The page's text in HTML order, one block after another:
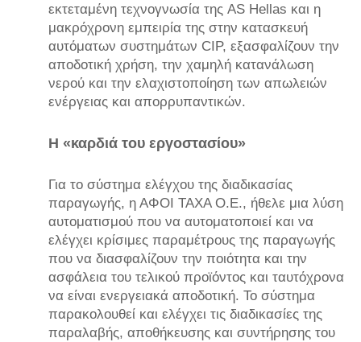
εκτεταμένη τεχνογνωσία της AS Hellas και η
μακρόχρονη εμπειρία της στην κατασκευή
αυτόματων συστημάτων CIP, εξασφαλίζουν την
αποδοτική χρήση, την χαμηλή κατανάλωση
νερού και την ελαχιστοποίηση των απωλειών
ενέργειας και απορρυπαντικών.
Η «καρδιά του εργοστασίου»
Για το σύστημα ελέγχου της διαδικασίας
παραγωγής, η ΑΦΟΙ ΤΑΧΑ Ο.Ε., ήθελε μια λύση
αυτοματισμού που να αυτοματοποιεί και να
ελέγχει κρίσιμες παραμέτρους της παραγωγής
που να διασφαλίζουν την ποιότητα και την
ασφάλεια του τελικού προϊόντος και ταυτόχρονα
να είναι ενεργειακά αποδοτική. Το σύστημα
παρακολουθεί και ελέγχει τις διαδικασίες της
παραλαβής, αποθήκευσης και συντήρησης του